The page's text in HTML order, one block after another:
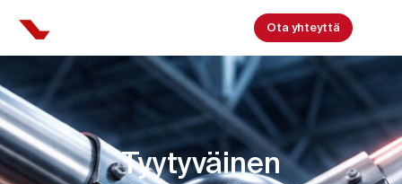
Ota yhteyttä
Tyytyväinen